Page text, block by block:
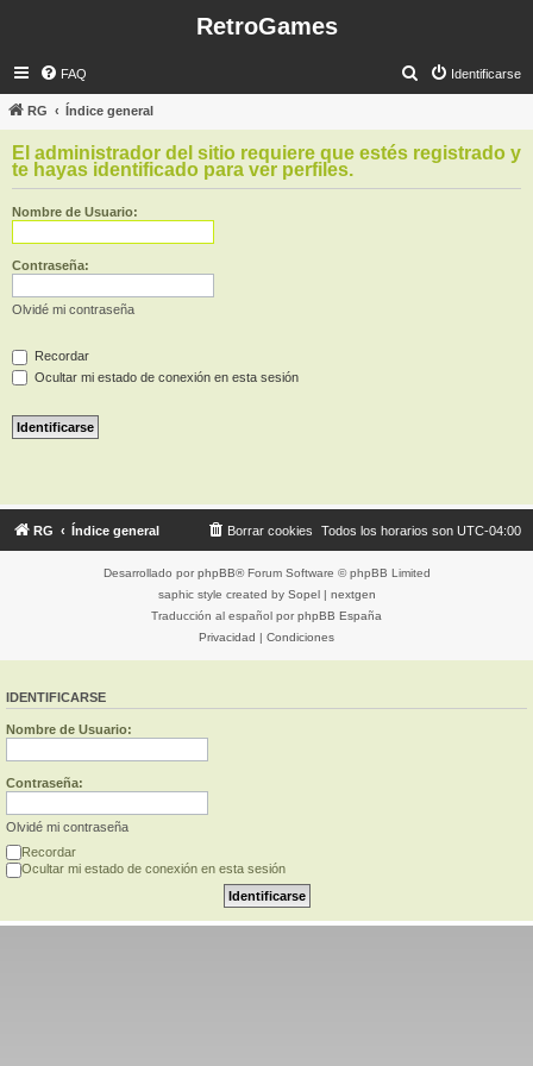
RetroGames
FAQ Identificarse
s
c
a
RG Índice general
El administrador del sitio requiere que estés registrado y
te hayas identificado para ver perfiles.
Nombre de Usuario:
Contraseña:
Olvidé mi contraseña
Recordar
Ocultar mi estado de conexión en esta sesión
RG Índice general Todos los horarios son UTC-04:00
Borrar cookies
Desarrollado por phpBB® Forum Software © phpBB Limited
saphic style created by Sopel| nextgen
Traducción al español por phpBB España
Privacidad | Condiciones
IDENTIFICARSE
Nombre de Usuario:
Contraseña:
Olvidé mi contraseña
Recordar
Ocultar mi estado de conexión en esta sesión